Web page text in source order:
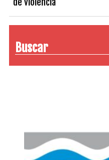
Buscar